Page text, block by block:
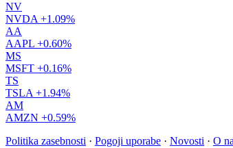
NV
NVDA +1.09%
AA
AAPL +0.60%
MS
MSFT +0.16%
TS
TSLA +1.94%
AM
AMZN +0.59%
Politika zasebnosti · Pogoji uporabe · Novosti · O